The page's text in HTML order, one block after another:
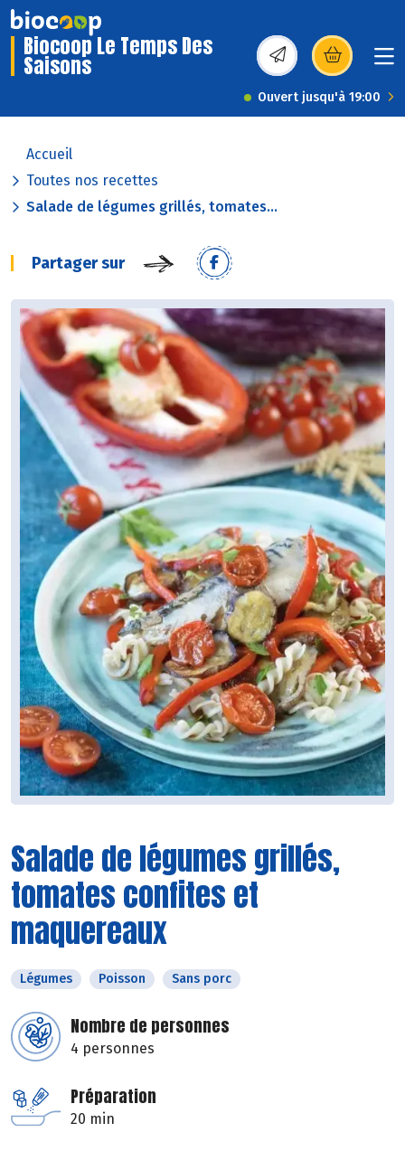
Biocoop Le Temps Des
Saisons (s’ouvre dans une
Ouvert jusqu'à 19:00
Accueil
Toutes nos recettes
Salade de légumes grillés, tomates...
Partager sur
Salade de légumes grillés,
tomates confites et
maquereaux
Légumes Poisson Sans porc
Nombre de personnes
4 personnes
Préparation
20 min